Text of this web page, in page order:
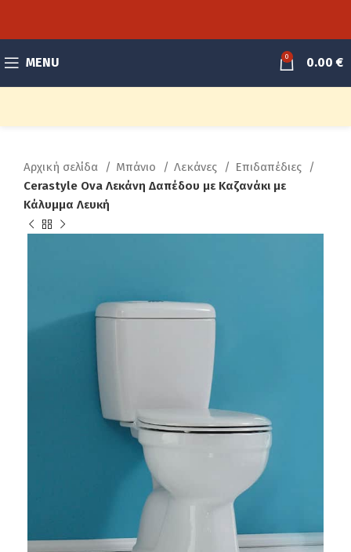
MENU 0 0.00€
Αρχική σελίδα Μπάνιο Λεκάνες
Επιδαπέδιες
Cerastyle Ova Λεκάνη Δαπέδου με Καζανάκι με
Κάλυμμα Λευκή